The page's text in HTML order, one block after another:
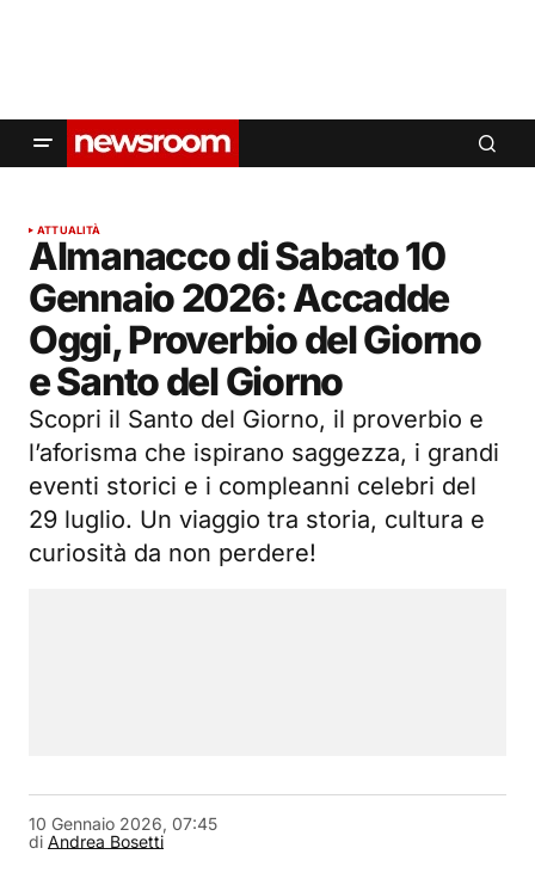
ATTUALITÀ
Almanacco di Sabato 10
Gennaio 2026: Accadde
Oggi, Proverbio del Giorno
e Santo del Giorno
Scopri il Santo del Giorno, il proverbio e
l’aforisma che ispirano saggezza, i grandi
eventi storici e i compleanni celebri del
29 luglio. Un viaggio tra storia, cultura e
curiosità da non perdere!
di Andrea Bosetti
10 Gennaio 2026, 07:45